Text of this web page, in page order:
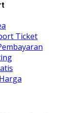
Ticket